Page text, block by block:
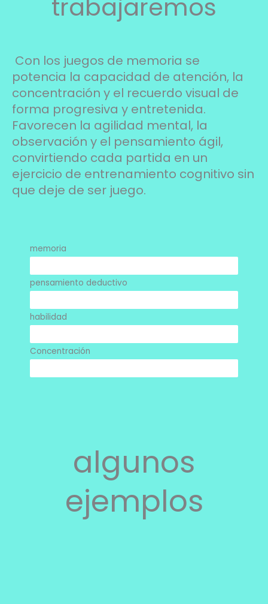
trabajaremos
Con los juegos de memoria se
potencia la capacidad de atención, la
concentración y el recuerdo visual de
forma progresiva y entretenida.
Favorecen la agilidad mental, la
observación y el pensamiento ágil,
convirtiendo cada partida en un
ejercicio de entrenamiento cognitivo sin
que deje de ser juego.
memoria
pensamiento deductivo
habilidad
Concentración
algunos
ejemplos